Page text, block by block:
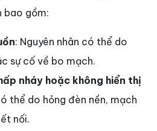
bao gồm:
: Nguyên nhân có thể do
sự cố về bo mạch.
nháy hoặc không hiển thị
thể do hỏng đèn nền, mạch
nối.